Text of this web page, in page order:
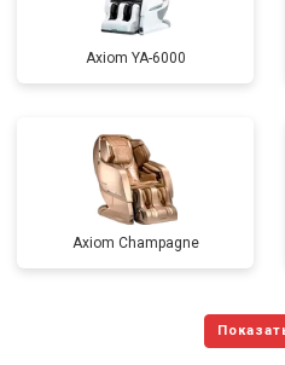
Axiom YA-6000
Axiom Champagne